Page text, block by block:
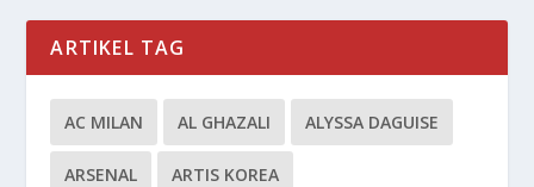
ARTIKEL TAG
AC MILAN AL GHAZALI ALYSSA DAGUISE
ARSENAL ARTIS KOREA